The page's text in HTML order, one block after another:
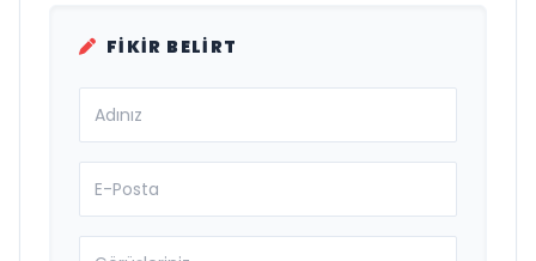
FIKIR BELIRT